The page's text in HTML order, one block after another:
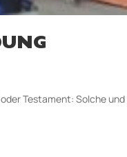
Testament: Solche